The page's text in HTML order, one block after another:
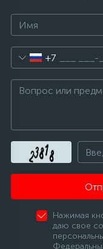
+7
Нажимая
даю свое